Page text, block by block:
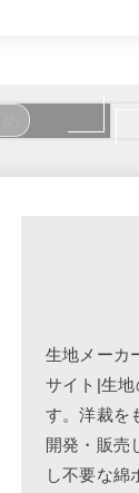
生地メーカ
サイト|生地
す。洋裁を
開発・販売
し不要な綿